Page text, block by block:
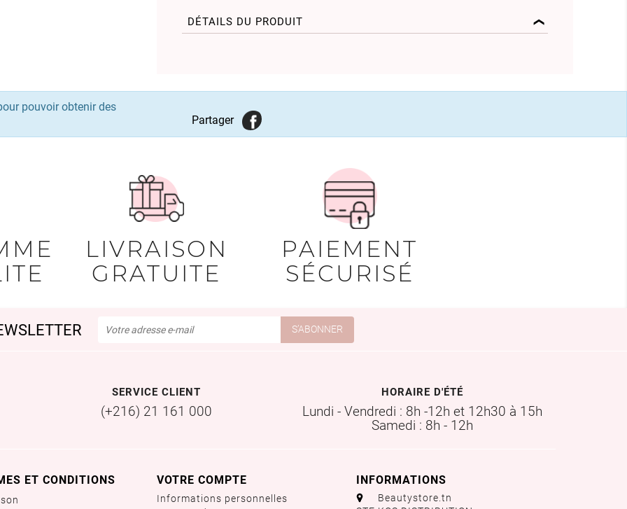
DÉTAILS DU PRODUIT
Partager
pouvoir obtenir des
LIVRAISON
GRATUITE
PAIEMENT
SÉCURISÉ
SERVICE CLIENT
(+216) 21 161 000
HORAIRE D'ÉTÉ
Lundi - Vendredi : 8h -12h et 12h30 à 15h
Samedi : 8h - 12h
ET CONDITIONS VOTRE COMPTE
Informations personnelles
INFORMATIONS
aaa
Beautystore.tn